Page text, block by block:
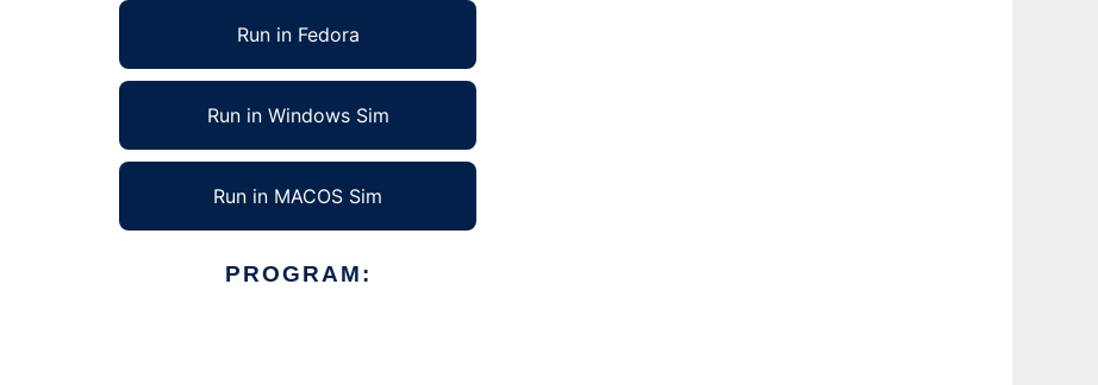
Run in Fedora
Run in Windows Sim
Run in MACOS Sim
PROGRAM: